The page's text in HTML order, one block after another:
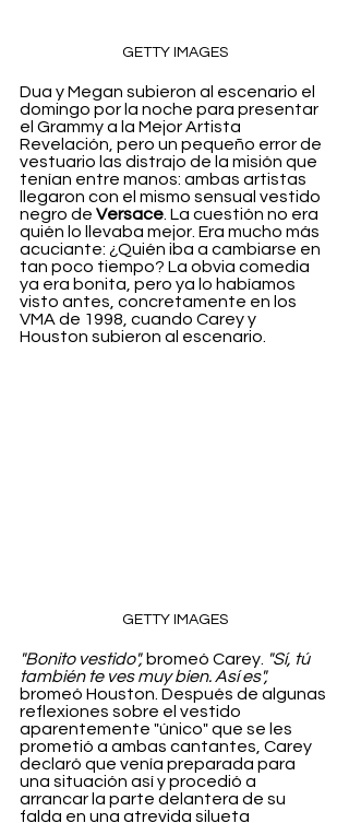
GETTY IMAGES
Dua y Megan subieron al escenario el
domingo por la noche para presentar
el Grammy a la Mejor Artista
Revelación, pero un pequeño error de
vestuario las distrajo de la misión que
tenían entre manos: ambas artistas
llegaron con el mismo sensual vestido
negro de Versace . La cuestión no era
quién lo llevaba mejor. Era mucho más
acuciante: ¿Quién iba a cambiarse en
tan poco tiempo? La obvia comedia
ya era bonita, pero ya lo habíamos
visto antes, concretamente en los
VMA de 1998, cuando Carey y
Houston subieron al escenario.
GETTY IMAGES
"Bonito vestido", bromeó Carey. "Sí, tú
también te ves muy bien. Así es",
bromeó Houston. Después de algunas
reflexiones sobre el vestido
aparentemente "único" que se les
prometió a ambas cantantes, Carey
declaró que venía preparada para
una situación así y procedió a
arrancar la parte delantera de su
falda en una atrevida silueta